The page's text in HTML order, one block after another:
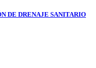
DE DRENAJE SANITARIO